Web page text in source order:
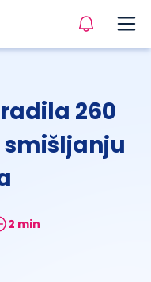
260
2 min